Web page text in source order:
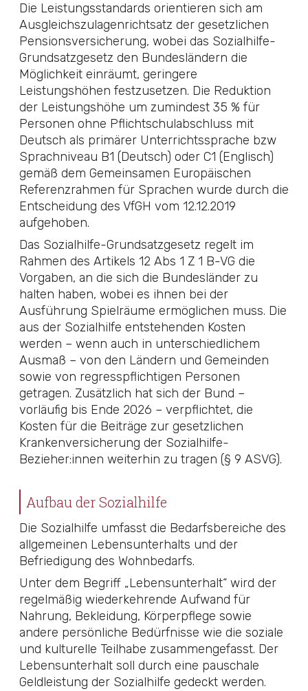
Die Leistungsstandards orientieren sich am
Ausgleichszulagenrichtsatz der gesetzlichen
Pensionsversicherung, wobei das Sozialhilfe-
Grundsatzgesetz den Bundesländern die
Möglichkeit einräumt, geringere
Leistungshöhen festzusetzen. Die Reduktion
der Leistungshöhe um zumindest 35 % für
Personen ohne Pflichtschulabschluss mit
Deutsch als primärer Unterrichtssprache bzw
Sprachniveau B1 (Deutsch) oder C1 (Englisch)
gemäß dem Gemeinsamen Europäischen
Referenzrahmen für Sprachen wurde durch die
Entscheidung des VfGH vom 12.12.2019
aufgehoben.
Das Sozialhilfe-Grundsatzgesetz regelt im
Rahmen des Artikels 12 Abs 1 Z 1 B-VG die
Vorgaben, an die sich die Bundesländer zu
halten haben, wobei es ihnen bei der
Ausführung Spielräume ermöglichen muss. Die
aus der Sozialhilfe entstehenden Kosten
werden – wenn auch in unterschiedlichem
Ausmaß – von den Ländern und Gemeinden
sowie von regresspflichtigen Personen
getragen. Zusätzlich hat sich der Bund –
vorläufig bis Ende 2026 – verpflichtet, die
Kosten für die Beiträge zur gesetzlichen
Krankenversicherung der Sozialhilfe-
Bezieher:innen weiterhin zu tragen (§ 9 ASVG).
Aufbau der Sozialhilfe
Die Sozialhilfe umfasst die Bedarfsbereiche des
allgemeinen Lebensunterhalts und der
Befriedigung des Wohnbedarfs.
Unter dem Begriff „Lebensunterhalt“ wird der
regelmäßig wiederkehrende Aufwand für
Nahrung, Bekleidung, Körperpflege sowie
andere persönliche Bedürfnisse wie die soziale
und kulturelle Teilhabe zusammengefasst. Der
Lebensunterhalt soll durch eine pauschale
Geldleistung der Sozialhilfe gedeckt werden.